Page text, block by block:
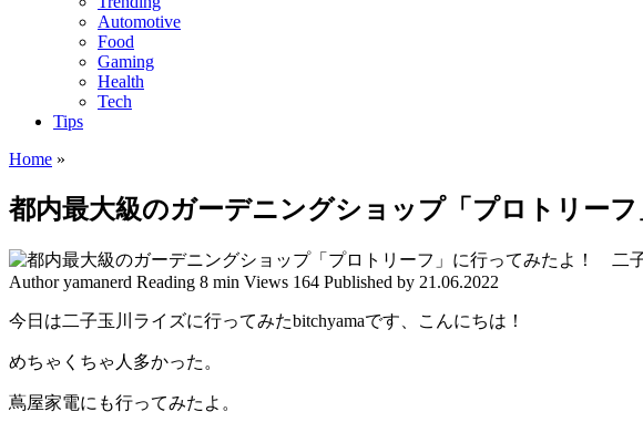
Automotive
Food
Gaming
Health
Tech
Tips
Home »
都内最大級のガーデニングショップ「プロトリ
Author yamanerd Reading 8 min Views 164 Published by 21.06.2022
今日は二子玉川ライズに行ってみたbitchyamaです、こんにちは！
めちゃくちゃ人多かった。
蔦屋家電にも行ってみたよ。